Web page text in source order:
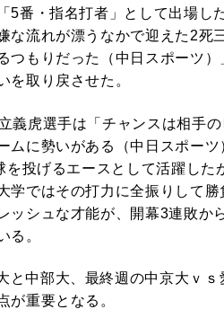
5番・指名打者」として出場し
な流れが漂うなかで迎えた2死
つもりだった（中日スポーツ）
を取り戻させた。
義虎選手は「チャンスは相手
ムに勢いがある（中日スポー
投げるエースとして活躍した
学ではその打力に全振りして勝
ッシュな才能が、開幕3連敗か
る。
と中部大、最終週の中京大ｖｓ
が重要となる。